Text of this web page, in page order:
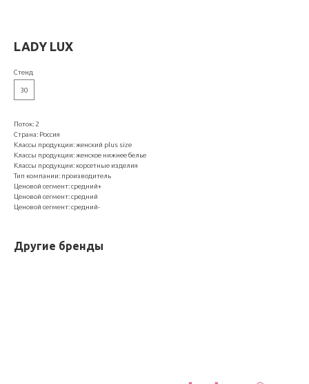
LADY LUX
Стенд
30
Поток: 2
Страна: Россия
Классы продукции: женский plus size
Классы продукции: женское нижнее белье
Классы продукции: корсетные изделия
Тип компании: производитель
Ценовой сегмент: средний+
Ценовой сегмент: средний
Ценовой сегмент: средний-
Другие бренды